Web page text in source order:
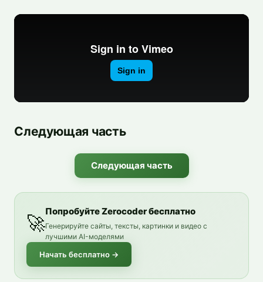
Следующая часть
Следующая часть
🚀
Попробуйте Zerocoder бесплатно
Генерируйте сайты, тексты, картинки и видео с
лучшими AI-моделями
Начать бесплатно →